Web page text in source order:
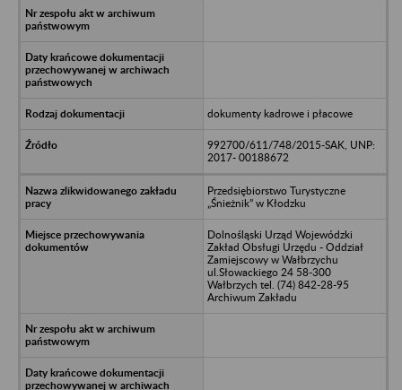
dokumenty kadrowe i płacowe
992700/611/748/2015-SAK, UNP:
2017- 00188672
Przedsiębiorstwo Turystyczne
„Śnieżnik” w Kłodzku
Dolnośląski Urząd Wojewódzki
Zakład Obsługi Urzędu - Oddział
Zamiejscowy w Wałbrzychu
ul.Słowackiego 24 58-300
Wałbrzych tel. (74) 842-28-95
Archiwum Zakładu